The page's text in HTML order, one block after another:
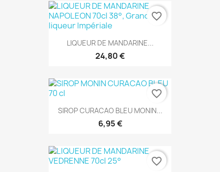
LIQUEUR DE MANDARINE...
24,80 €
favorite_border
SIROP CURACAO BLEU MONIN...
6,95 €
favorite_border
favorite_border